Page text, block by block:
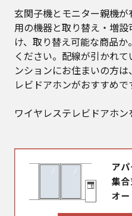
玄関子機とモニター親機
用の機器と取り替え・増
け、取り替え可能な商品
ください。配線が引かれ
ンションにお住まいの方
レビドアホンがおすすめで
ワイヤレステレビドアホン